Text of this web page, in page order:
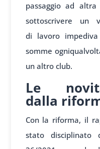
passaggio ad altra
sottoscrivere un
di lavoro
somme og
unaltro club.
Le
dalla
Con la riforma, il
stato disciplinato